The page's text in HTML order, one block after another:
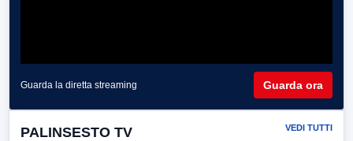
Guarda la diretta streaming Guarda ora
PALINSESTO TV VEDI TUTTI